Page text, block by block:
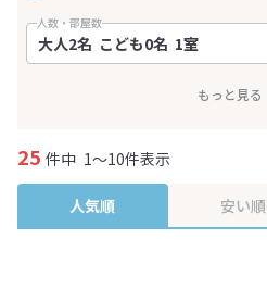
人数・部屋数
もっと見る
25 件中 1～10件表示
人気順 安い順